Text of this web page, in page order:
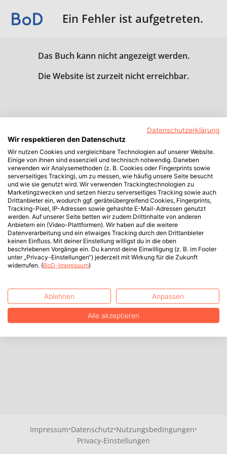
Ein Fehler ist aufgetreten.
Das Buch kann nicht angezeigt werden.
Die Website ist zurzeit nicht erreichbar.
Impressum·Datenschutz·Nutzungsbedingungen·
Privacy-Einstellungen
Datenschutzerklärung
Wir respektieren den Datenschutz
Wir nutzen Cookies und vergleichbare Technologien auf unserer Website.
Einige von ihnen sind essenziell und technisch notwendig. Daneben
verwenden wir Analysemethoden (z. B. Cookies oder Fingerprints sowie
serverseitiges Tracking), um zu messen, wie häufig unsere Seite besucht
und wie sie genutzt wird. Wir verwenden Trackingtechnologien zu
Marketingzwecken und setzen hierzu serverseitiges Tracking sowie auch
Drittanbieter ein, wodurch ggf. geräteübergreifend Cookies, Fingerprints,
Tracking-Pixel, IP-Adressen sowie gehashte E-Mail-Adressen genutzt
werden. Auf unserer Seite betten wir zudem Drittinhalte von anderen
Anbietern ein (Video-Plattformen). Wir haben auf die weitere
Datenverarbeitung und ein etwaiges Tracking durch den Drittanbieter
keinen Einfluss. Mit deiner Einstellung willigst du in die oben
beschriebenen Vorgänge ein. Du kannst deine Einwilligung (z. B. im Footer
unter „Privacy-Einstellungen“) jederzeit mit Wirkung für die Zukunft
widerrufen. (BoD-Impressum)
Ablehnen Anpassen
Alle akzeptieren